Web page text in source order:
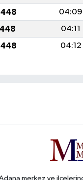
04:09
04:11
04:12
merkez ve